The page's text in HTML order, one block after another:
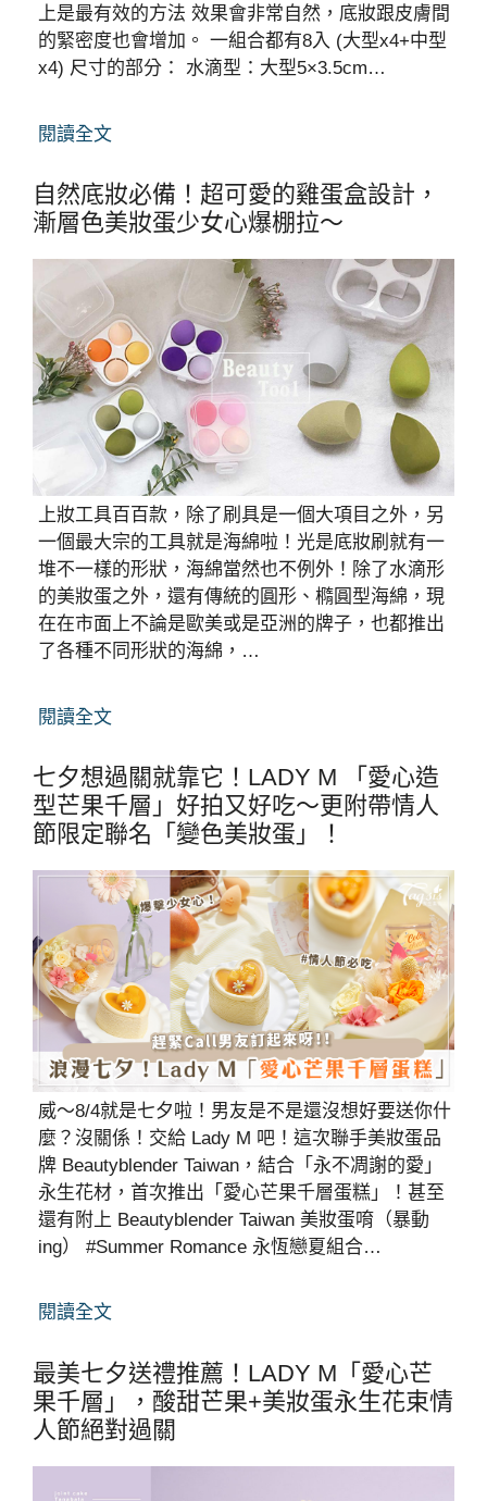
上是最有效的方法 效果會非常自然，底妝跟皮膚間
的緊密度也會增加。 一組合都有8入 (大型x4+中型
x4) 尺寸的部分： 水滴型：大型5×3.5cm…
閱讀全文
自然底妝必備！超可愛的雞蛋盒設計，
漸層色美妝蛋少女心爆棚拉～
上妝工具百百款，除了刷具是一個大項目之外，另
一個最大宗的工具就是海綿啦！光是底妝刷就有一
堆不一樣的形狀，海綿當然也不例外！除了水滴形
的美妝蛋之外，還有傳統的圓形、橢圓型海綿，現
在在市面上不論是歐美或是亞洲的牌子，也都推出
了各種不同形狀的海綿，…
閱讀全文
七夕想過關就靠它！LADY M 「愛心造
型芒果千層」好拍又好吃～更附帶情人
節限定聯名「變色美妝蛋」！
威～8/4就是七夕啦！男友是不是還沒想好要送你什
麼？沒關係！交給 Lady M 吧！這次聯手美妝蛋品
牌 Beautyblender Taiwan，結合「永不凋謝的愛」
永生花材，首次推出「愛心芒果千層蛋糕」！甚至
還有附上 Beautyblender Taiwan 美妝蛋唷（暴動
ing） #Summer Romance 永恆戀夏組合…
閱讀全文
最美七夕送禮推薦！LADY M「愛心芒
果千層」，酸甜芒果+美妝蛋永生花束情
人節絕對過關